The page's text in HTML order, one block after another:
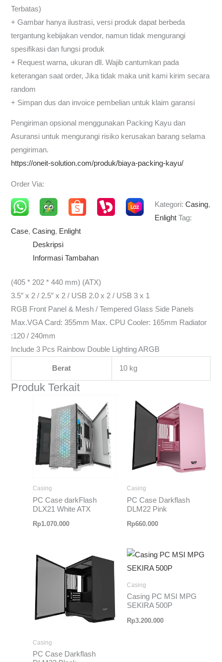
Terbatas)
+ Gambar hanya ilustrasi, versi produk dapat berbeda
tergantung kebijakan vendor, namun tidak mengurangi
spesifikasi dan fungsi produk
+ Request warna, ukuran dll. Wajib cantumkan pada
keterangan saat order, Jika tidak maka unit kami kirim secara
random
+ Simpan dus dan invoice pembelian untuk klaim garansi
Pengiriman opsional menggunakan Packing Kayu dan
Asuransi untuk mengurangi risiko kerusakan barang selama
pengiriman.
https://oneit-solution.com/produk/biaya-packing-kayu/
Order Via:
Kategori: Casing,
Enlight Tag:
Case,Casing, Enlight
Deskripsi
Informasi Tambahan
(405 * 202 * 440 mm) (ATX)
3.5″ x 2 / 2.5″ x 2 / USB 2.0 x 2 / USB 3 x 1
RGB Front Panel & Mesh / Tempered Glass Side Panels
Max.VGA Card: 355mm Max. CPU Cooler: 165mm Radiator
:120 / 240mm
Include 3 Pcs Rainbow Double Lighting ARGB
Berat 10 kg
Produk Terkait
Casing
PC Case darkFlash
DLX21 White ATX
Rp1.070.000
Casing
PC Case Darkflash
DLM22 Pink
Rp660.000
Casing
PC Case Darkflash
Casing
Casing PC MSI MPG
SEKIRA 500P
Rp3.200.000